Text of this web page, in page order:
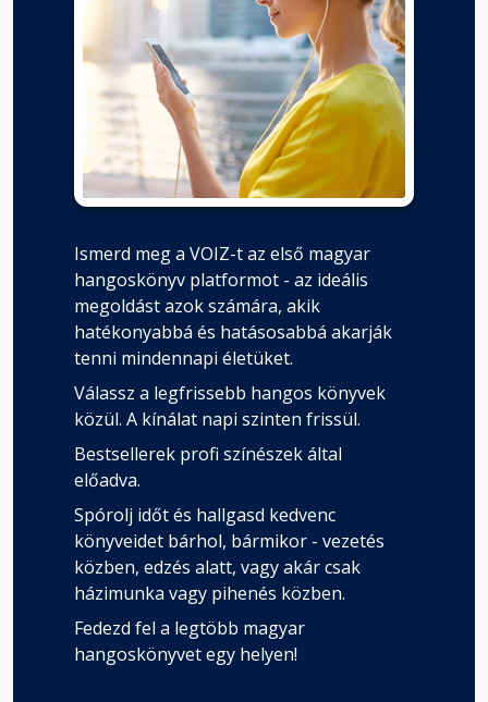
Ismerd meg a VOIZ-t az első magyar
hangoskönyv platformot - az ideális
megoldást azok számára, akik
hatékonyabbá és hatásosabbá akarják
tenni mindennapi életüket.
Válassz a legfrissebb hangos könyvek
közül. A kínálat napi szinten frissül.
Bestsellerek profi színészek által
előadva.
Spórolj időt és hallgasd kedvenc
könyveidet bárhol, bármikor - vezetés
közben, edzés alatt, vagy akár csak
házimunka vagy pihenés közben.
Fedezd fel a legtöbb magyar
hangoskönyvet egy helyen!